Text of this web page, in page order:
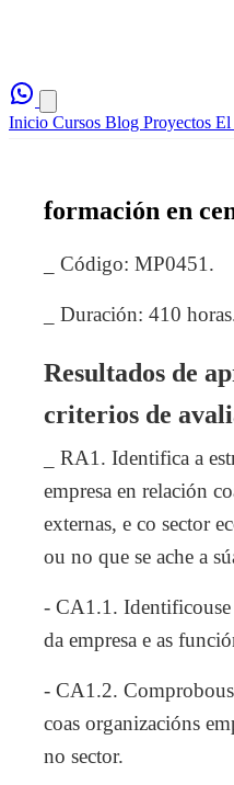
Inicio Cursos Blog Proyectos El
formación en
_ Código: MP0451.
_ Duración: 410
Resultados de
criterios de
_ RA1. Identifica a
empresa en relación
externas, e co sector
ou no que se ache a
- CA1.1. Identificouse
da empresa e as
- CA1.2.
coas organizacións
no sector.